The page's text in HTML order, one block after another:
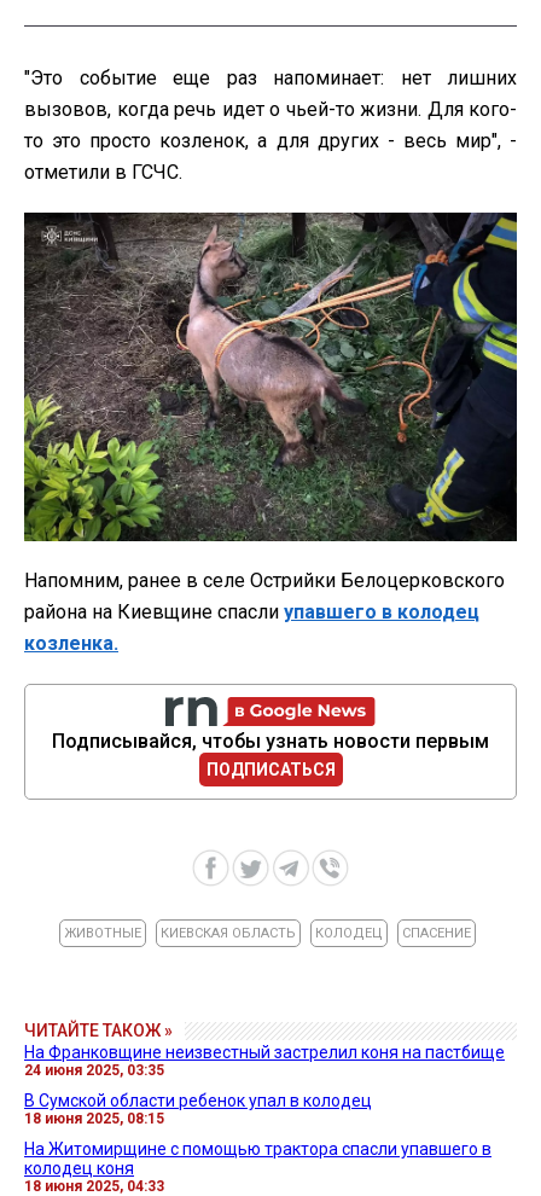
"Это событие еще раз напоминает: нет лишних
вызовов, когда речь идет о чьей-то жизни. Для кого-
то это просто козленок, а для других - весь мир", -
отметили в ГСЧС.
Напомним, ранее в селе Острийки Белоцерковского
района на Киевщине спасли упавшего в колодец
козленка.
Подписывайся, чтобы узнать новости первым
ПОДПИСАТЬСЯ
ЖИВОТНЫЕ КИЕВСКАЯ ОБЛАСТЬ КОЛОДЕЦ СПАСЕНИЕ
ЧИТАЙТЕ ТАКОЖ »
На Франковщине неизвестный застрелил коня на пастбище
24 июня 2025, 03:35
В Сумской области ребенок упал в колодец
18 июня 2025, 08:15
На Житомирщине с помощью трактора спасли упавшего в
колодец коня
18 июня 2025, 04:33